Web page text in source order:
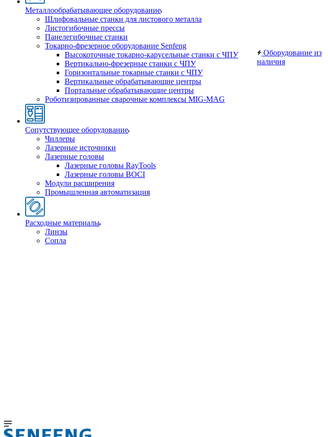
Металлообрабатывающее оборудование
Шлифовальные станки для листового металла
Листогибочные прессы
Панелегибочные станки
Токарно-фрезерное оборудование Senfeng
Высокоточные токарно-карусельные станки с ЧПУ
Вертикально-фрезерные станки с ЧПУ
Горизонтальные токарные станки с ЧПУ
Вертикальные обрабатывающие центры
Портальные обрабатывающие центры
Роботизированные сварочные комплексы MIG-MAG
Сопутствующее оборудование
Чиллеры
Лазерные источники
Лазерные головы
Лазерные головы RayTools
Лазерные головы BOCI
Модули расширения
Промышленная автоматизация
Расходные материалы
Линзы
Сопла
Оборудование из
наличия